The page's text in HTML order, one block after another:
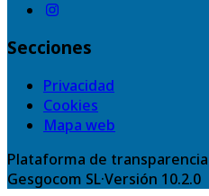
Secciones
Privacidad
Cookies
Mapa web
Plataforma de
Gesgocom SL·Versión 10.2.0